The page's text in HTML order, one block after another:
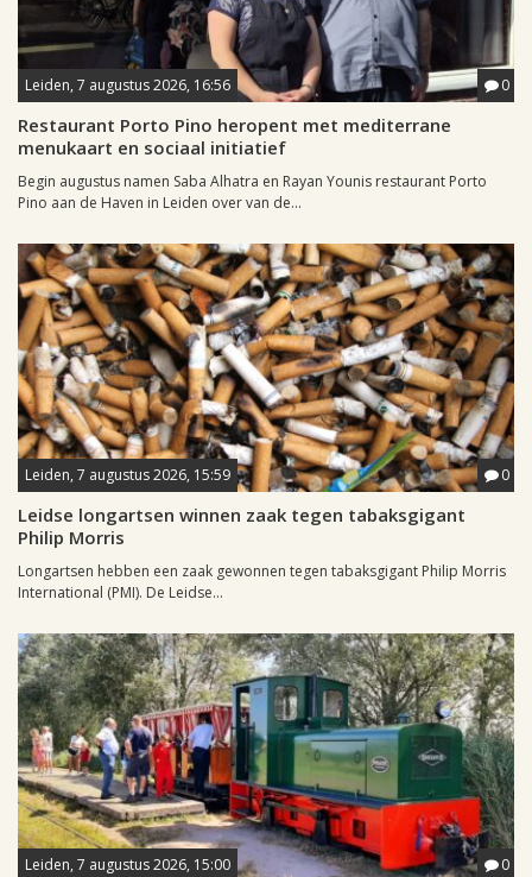
Leiden, 7 augustus 2026, 16:56 0
Restaurant Porto Pino heropent met mediterrane
menukaart en sociaal initiatief
Begin augustus namen Saba Alhatra en Rayan Younis restaurant Porto
Pino aan de Haven in Leiden over van de...
Leiden, 7 augustus 2026, 15:59 0
Leidse longartsen winnen zaak tegen tabaksgigant
Philip Morris
Longartsen hebben een zaak gewonnen tegen tabaksgigant Philip Morris
International (PMI). De Leidse...
Leiden, 7 augustus 2026, 15:00 0